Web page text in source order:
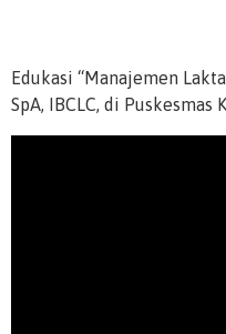
Edukasi “Manajemen
SpA, IBCLC, di Puskesmas